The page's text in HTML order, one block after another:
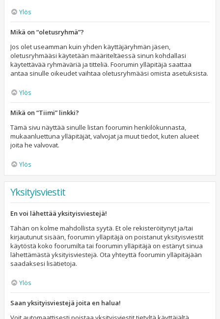
Ylös
Mikä on “oletusryhmä”?
Jos olet useamman kuin yhden käyttäjäryhmän jäsen,
oletusryhmääsi käytetään määriteltäessä sinun kohdallasi
käytettävää ryhmäväriä ja titteliä. Foorumin ylläpitäjä saattaa
antaa sinulle oikeudet vaihtaa oletusryhmääsi omista asetuksista.
Ylös
Mikä on “Tiimi” linkki?
Tämä sivu näyttää sinulle listan foorumin henkilökunnasta,
mukaanluettuna ylläpitäjät, valvojat ja muut tiedot, kuten alueet
joita he valvovat.
Ylös
Yksityisviestit
En voi lähettää yksityisviestejä!
Tähän on kolme mahdollista syytä. Et ole rekisteröitynyt ja/tai
kirjautunut sisään, foorumin ylläpitäjä on poistanut yksityisviestit
käytöstä koko foorumilta tai foorumin ylläpitäjä on estänyt sinua
lähettämästä yksityisviestejä. Ota yhteyttä foorumin ylläpitäjään
saadaksesi lisätietoja.
Ylös
Saan yksityisviestejä joita en halua!